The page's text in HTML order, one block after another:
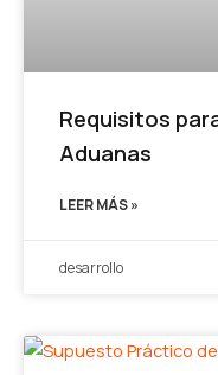
Requisitos
Aduanas
LEER MÁS »
desarrollo